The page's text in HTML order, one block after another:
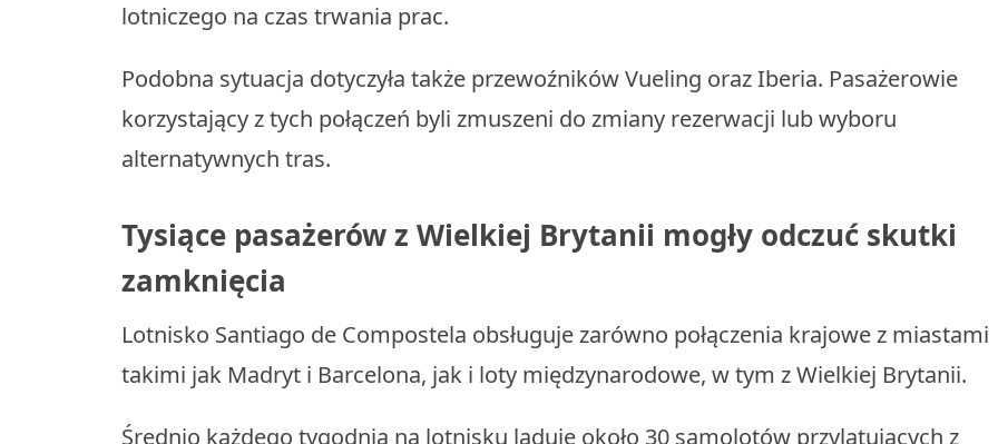
lotniczego na czas trwania prac.
Podobna sytuacja dotyczyła także przewoźników Vueling oraz Iberia. Pasażerowie
korzystający z tych połączeń byli zmuszeni do zmiany rezerwacji lub wyboru
alternatywnych tras.
Tysiące pasażerów z Wielkiej Brytanii mogły odczuć skutki
zamknięcia
Lotnisko Santiago de Compostela obsługuje zarówno połączenia krajowe z miastami
takimi jak Madryt i Barcelona, jak i loty międzynarodowe, w tym z Wielkiej Brytanii.
Średnio każdego tygodnia na lotnisku ląduje około 30 samolotów przylatujących z